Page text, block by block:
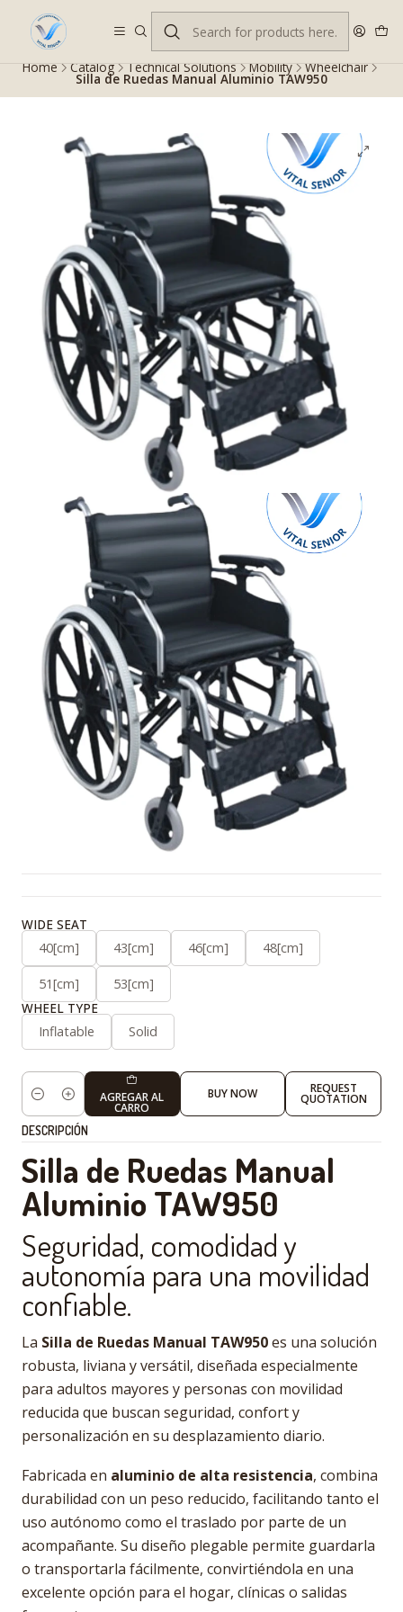
Despacho gratis en RM desde $100.000. Revisa las condiciones.
Home Catalog Technical Solutions Mobility Wheelchair
Silla de Ruedas Manual Aluminio TAW950
WIDE SEAT
40[cm]
43[cm] 46[cm] 48[cm]
51[cm]
53[cm]
WHEEL TYPE
Inflatable
Solid
Cantidad AGREGAR AL
CARRO
BUY NOW REQUEST
QUOTATION
DESCRIPCIÓN
Silla de Ruedas Manual
Aluminio TAW950
Seguridad, comodidad y
autonomía para una movilidad
confiable.
La Silla de Ruedas Manual TAW950es una solución
robusta, liviana y versátil, diseñada especialmente
para adultos mayores y personas con movilidad
reducida que buscan seguridad, confort y
personalización en su desplazamiento diario.
Fabricada en aluminio de alta resistencia, combina
durabilidad con un peso reducido, facilitando tanto el
uso autónomo como el traslado por parte de un
acompañante. Su diseño plegable permite guardarla
o transportarla fácilmente, convirtiéndola en una
excelente opción para el hogar, clínicas o salidas